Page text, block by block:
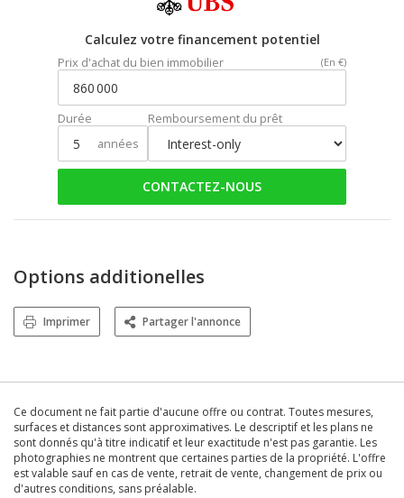
Calculez votre financement potentiel
Prix d'achat du bien immobilier (En €)
Durée
années
Remboursement du prêt
CONTACTEZ-NOUS
Options additionelles
Imprimer Partager l'annonce
Ce document ne fait partie d'aucune offre ou contrat. Toutes mesures,
surfaces et distances sont approximatives. Le descriptif et les plans ne
sont donnés qu'à titre indicatif et leur exactitude n'est pas garantie. Les
photographies ne montrent que certaines parties de la propriété. L'offre
est valable sauf en cas de vente, retrait de vente, changement de prix ou
d'autres conditions, sans préalable.